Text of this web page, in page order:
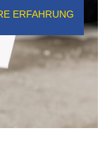
ERFAHRUNG